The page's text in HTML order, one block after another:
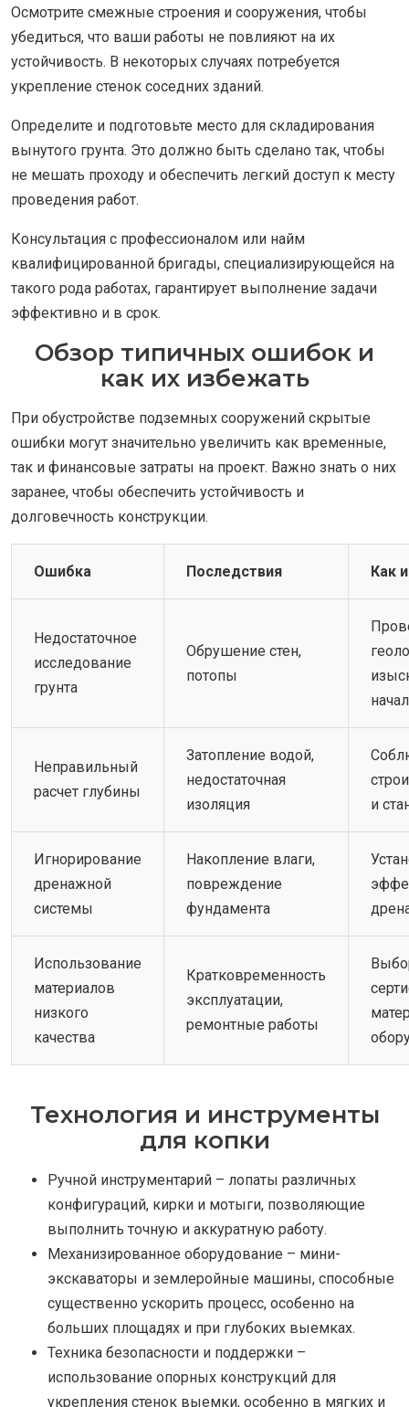
Осмотрите смежные строения и сооружения, чтобы
убедиться, что ваши работы не повлияют на их
устойчивость. В некоторых случаях потребуется
укрепление стенок соседних зданий.
Определите и подготовьте место для складирования
вынутого грунта. Это должно быть сделано так, чтобы
не мешать проходу и обеспечить легкий доступ к месту
проведения работ.
Консультация с профессионалом или найм
квалифицированной бригады, специализирующейся на
такого рода работах, гарантирует выполнение задачи
эффективно и в срок.
Обзор типичных ошибок и
как их избежать
При обустройстве подземных сооружений скрытые
ошибки могут значительно увеличить как временные,
так и финансовые затраты на проект. Важно знать о них
заранее, чтобы обеспечить устойчивость и
долговечность конструкции.
Ошибка Последствия Как
Недостаточное
исследование
грунта
Обрушение стен,
потопы
Неправильный
расчет глубины
Затопление водой,
недостаточная
изоляция
и
Игнорирование
дренажной
системы
Накопление влаги,
повреждение
фундамента
Использование
материалов
низкого
качества
Кратковременность
эксплуатации,
ремонтные работы
Технология и инструменты
для копки
Ручной инструментарий – лопаты различных
конфигураций, кирки и мотыги, позволяющие
выполнить точную и аккуратную работу.
Механизированное оборудование – мини-
экскаваторы и землеройные машины, способные
существенно ускорить процесс, особенно на
больших площадях и при глубоких выемках.
Техника безопасности и поддержки –
использование опорных конструкций для
укрепления стенок выемки, особенно в мягких и